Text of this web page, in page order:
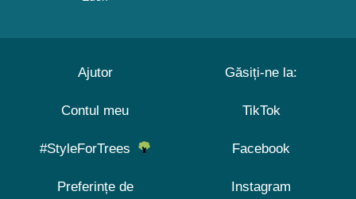
Ajutor
Contul meu
#StyleForTrees
Preferințe de
Găsiți-ne la:
TikTok
Facebook
Instagram